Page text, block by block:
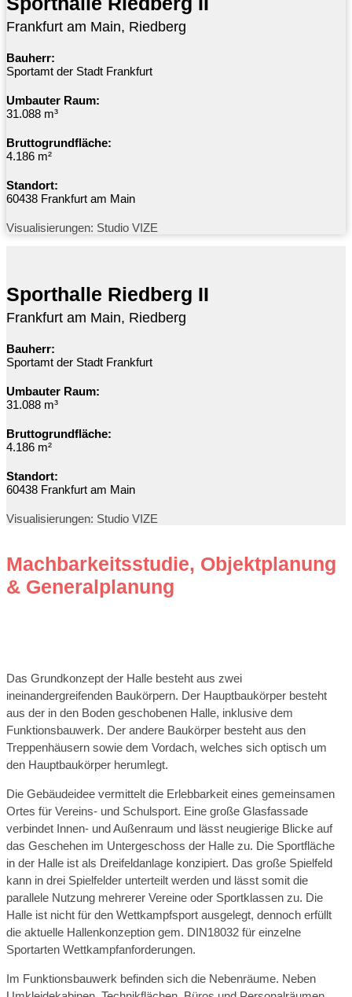
Frankfurt am Main, Riedberg
Bauherr:
Sportamt der Stadt Frankfurt
Umbauter Raum:
31.088 m³
Bruttogrundfläche:
4.186 m²
Standort:
60438 Frankfurt am Main
Visualisierungen: Studio VIZE
Sporthalle Riedberg II
Frankfurt am Main, Riedberg
Bauherr:
Sportamt der Stadt Frankfurt
Umbauter Raum:
31.088 m³
Bruttogrundfläche:
4.186 m²
Standort:
60438 Frankfurt am Main
Visualisierungen: Studio VIZE
Machbarkeitsstudie, Objektplanung
& Generalplanung
Das Grundkonzept der Halle besteht aus zwei
ineinandergreifenden Baukörpern. Der Hauptbaukörper besteht
aus der in den Boden geschobenen Halle, inklusive dem
Funktionsbauwerk. Der andere Baukörper besteht aus den
Treppenhäusern sowie dem Vordach, welches sich optisch um
den Hauptbaukörper herumlegt.
Die Gebäudeidee vermittelt die Erlebbarkeit eines gemeinsamen
Ortes für Vereins- und Schulsport. Eine große Glasfassade
verbindet Innen- und Außenraum und lässt neugierige Blicke auf
das Geschehen im Untergeschoss der Halle zu. Die Sportfläche
in der Halle ist als Dreifeldanlage konzipiert. Das große Spielfeld
kann in drei Spielfelder unterteilt werden und lässt somit die
parallele Nutzung mehrerer Vereine oder Sportklassen zu. Die
Halle ist nicht für den Wettkampfsport ausgelegt, dennoch erfüllt
die aktuelle Hallenkonzeption gem. DIN18032 für einzelne
Sportarten Wettkampfanforderungen.
Im Funktionsbauwerk befinden sich die Nebenräume. Neben